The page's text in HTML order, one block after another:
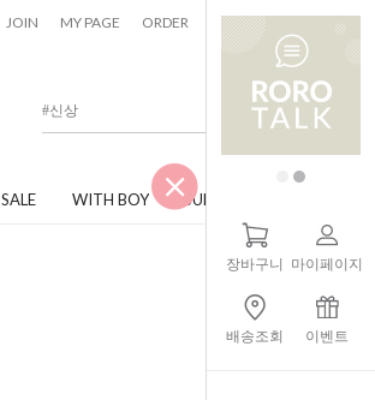
JOIN MY PAGE ORDER CART 0
SALE WITH BOY JUNIOR
장바구니 마이페이지
배송조회 이벤트